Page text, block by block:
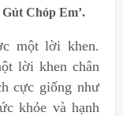
Chóp Em’.
một lời khen.
lời khen chân
cực giống như
khỏe và hạnh